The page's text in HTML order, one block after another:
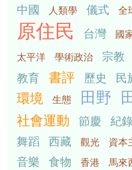
中國 人類學 儀式 全
原住民 台灣 國
太平洋 學術政治 宗教
教育 書評 歷史 民
環境 生態 田野
社會運動 節慶 紀
舞蹈 西藏 觀光 資本
音樂 食物 香港
馬來